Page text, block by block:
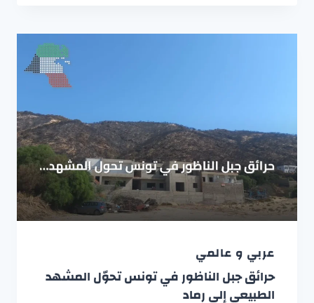
عربي و عالمي
حرائق جبل الناظور في تونس تحوّل المشهد
الطبيعي إلى رماد